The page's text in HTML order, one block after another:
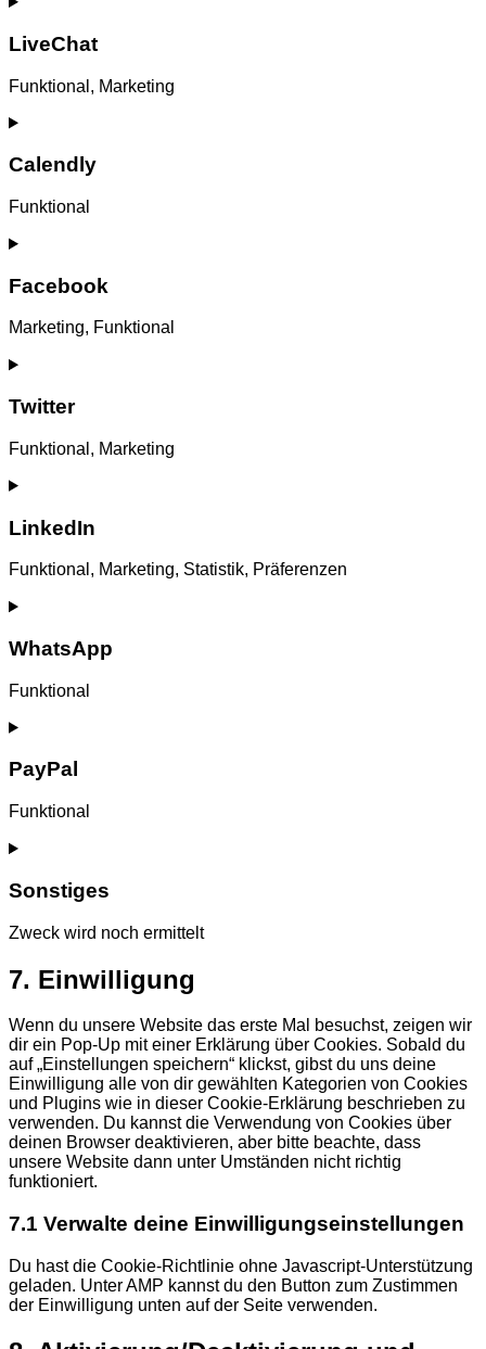
service
LiveChat
Funktional, Marketing
Consent
service
Calendly
Funktional
Consent
service
Facebook
Marketing, Funktional
Consent
service
Twitter
Funktional, Marketing
Consent
service
LinkedIn
Funktional, Marketing, Statistik, Präferenzen
Consent
service
WhatsApp
Funktional
Consent
service
whatsapp
PayPal
Funktional
Consent
service
Sonstiges
Zweck wird noch ermittelt
Consent
to
sonstiges
7. Einwilligung
Wenn du unsere Website das erste Mal besuchst, zeigen wir
dir ein Pop-Up mit einer Erklärung über Cookies. Sobald du
auf „Einstellungen speichern“ klickst, gibst du uns deine
Einwilligung alle von dir gewählten Kategorien von Cookies
und Plugins wie in dieser Cookie-Erklärung beschrieben zu
verwenden. Du kannst die Verwendung von Cookies über
deinen Browser deaktivieren, aber bitte beachte, dass
unsere Website dann unter Umständen nicht richtig
funktioniert.
7.1 Verwalte deine Einwilligungseinstellungen
Du hast die Cookie-Richtlinie ohne Javascript-Unterstützung
geladen. Unter AMP kannst du den Button zum Zustimmen
der Einwilligung unten auf der Seite verwenden.